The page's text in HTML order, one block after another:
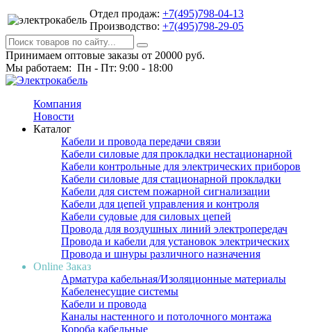
Отдел продаж: +7(495)798-04-13
Производство: +7(495)798-29-05
Принимаем оптовые заказы от 20000 руб.
Мы работаем: Пн - Пт: 9:00 - 18:00
Компания
Новости
Каталог
Кабели и провода передачи связи
Кабели силовые для прокладки нестационарной
Кабели контрольные для электрических приборов
Кабели силовые для стационарной прокладки
Кабели для систем пожарной сигнализации
Кабели для цепей управления и контроля
Кабели судовые для силовых цепей
Провода для воздушных линий электропередач
Провода и кабели для установок электрических
Провода и шнуры различного назначения
Online Заказ
Арматура кабельная/Изоляционные материалы
Кабеленесущие системы
Кабели и провода
Каналы настенного и потолочного монтажа
Короба кабельные